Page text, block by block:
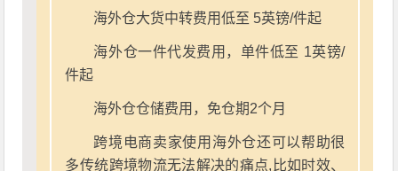
海外仓大货中转费用低至 5英镑/件起
海外仓一件代发费用，单件低至 1英镑/
件起
海外仓仓储费用，免仓期2个月
跨境电商卖家使用海外仓还可以帮助很
多传统跨境物流无法解决的痛点,比如时效、